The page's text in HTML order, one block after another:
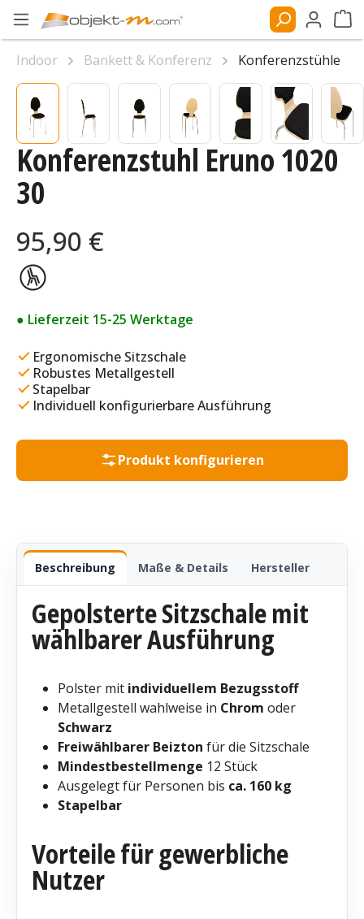
Zum Hauptinhalt springen
Konferenzstuhl Eruno 1020
30
Regulärer Preis:
95,90 €
● Lieferzeit 15-25 Werktage
Ergonomische Sitzschale
Robustes Metallgestell
Stapelbar
Individuell konfigurierbare Ausführung
Produkt konfigurieren
Beschreibung Maße & Details Hersteller
Gepolsterte Sitzschale mit
wählbarer Ausführung
Polster mit individuellem Bezugsstoff
Metallgestell wahlweise in Chrom oder
Schwarz
Freiwählbarer Beizton für die Sitzschale
Mindestbestellmenge 12 Stück
Ausgelegt für Personen bis ca. 160 kg
Stapelbar
Vorteile für gewerbliche
Nutzer
Indoor Bankett & Konferenz
Konferenzstühle
Bildergalerie überspringen